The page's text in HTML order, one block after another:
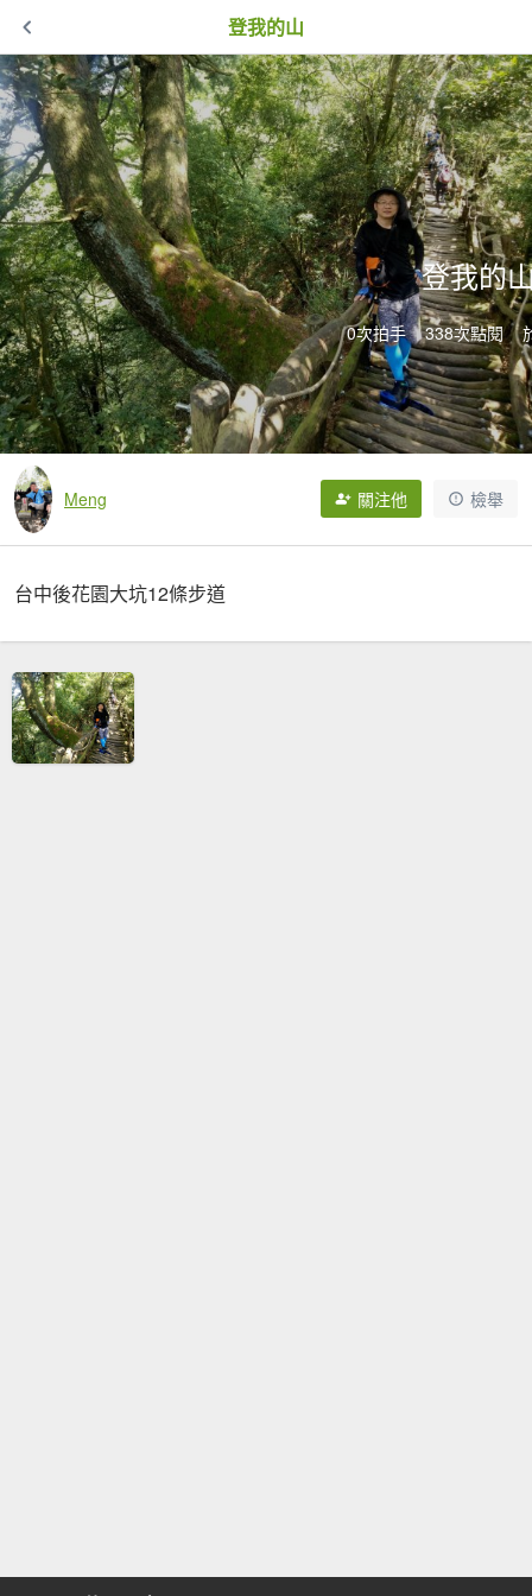
登我的山
登我的
0次拍手 338次點閱
Meng 關注他 檢舉
台中後花園大坑12條步道